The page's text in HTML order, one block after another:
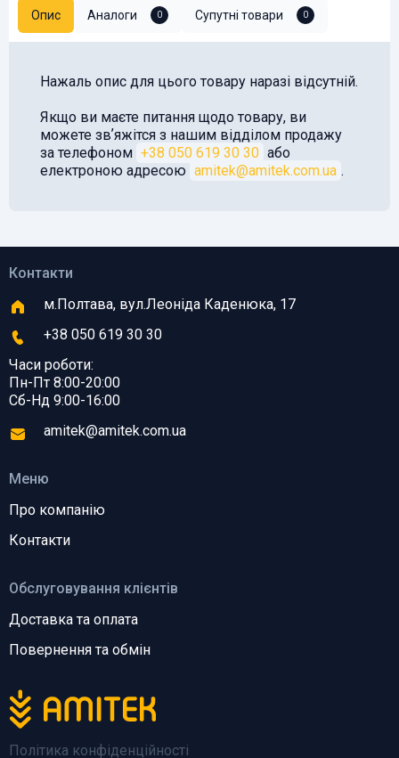
Опис Аналоги 0 Супутні товари 0
Нажаль опис для цього товару наразі відсутній.
Якщо ви маєте питання щодо товару, ви
можете звʼяжітся з нашим відділом продажу
за телефоном +38 050 619 30 30 або
електроною адресою amitek@amitek.com.ua .
Політика конфіденційності
Обслуговування клієнтів
Доставка та оплата
Повернення та обмін
Меню
Про компанію
Контакти
Контакти
м.Полтава, вул.Леоніда Каденюка, 17
+38 050 619 30 30
Часи роботи:
Пн-Пт 8:00-20:00
Сб-Нд 9:00-16:00
amitek@amitek.com.ua